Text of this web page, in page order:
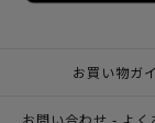
お買い物ガ